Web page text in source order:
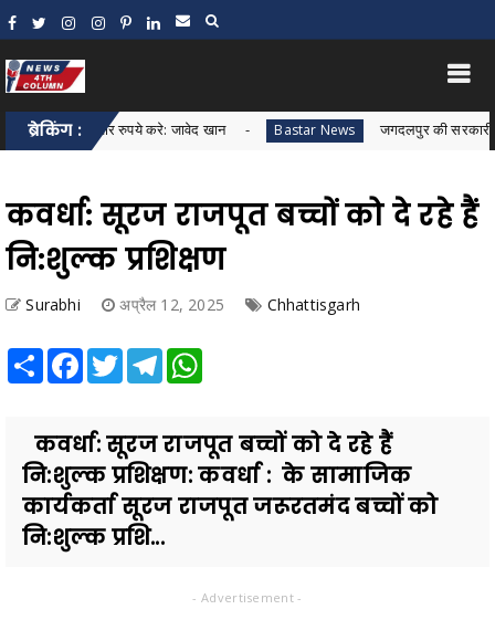
ब्रेकिंग :
30 हजार रुपये करे: जावेद खान Bastar News जगदलपुर की सरकारी शराब
कवर्धा: सूरज राजपूत बच्चों को दे रहे हैं
नि:शुल्क प्रशिक्षण
Surabhi अप्रैल 12, 2025 Chhattisgarh
Share Facebook
TwitterTelegram
कवर्धा: सूरज राजपूत बच्चों को दे रहे हैं
नि:शुल्क प्रशिक्षण: कवर्धा : के सामाजिक
कार्यकर्ता सूरज राजपूत जरूरतमंद बच्चों को
नि:शुल्क प्रशि...
- Advertisement -